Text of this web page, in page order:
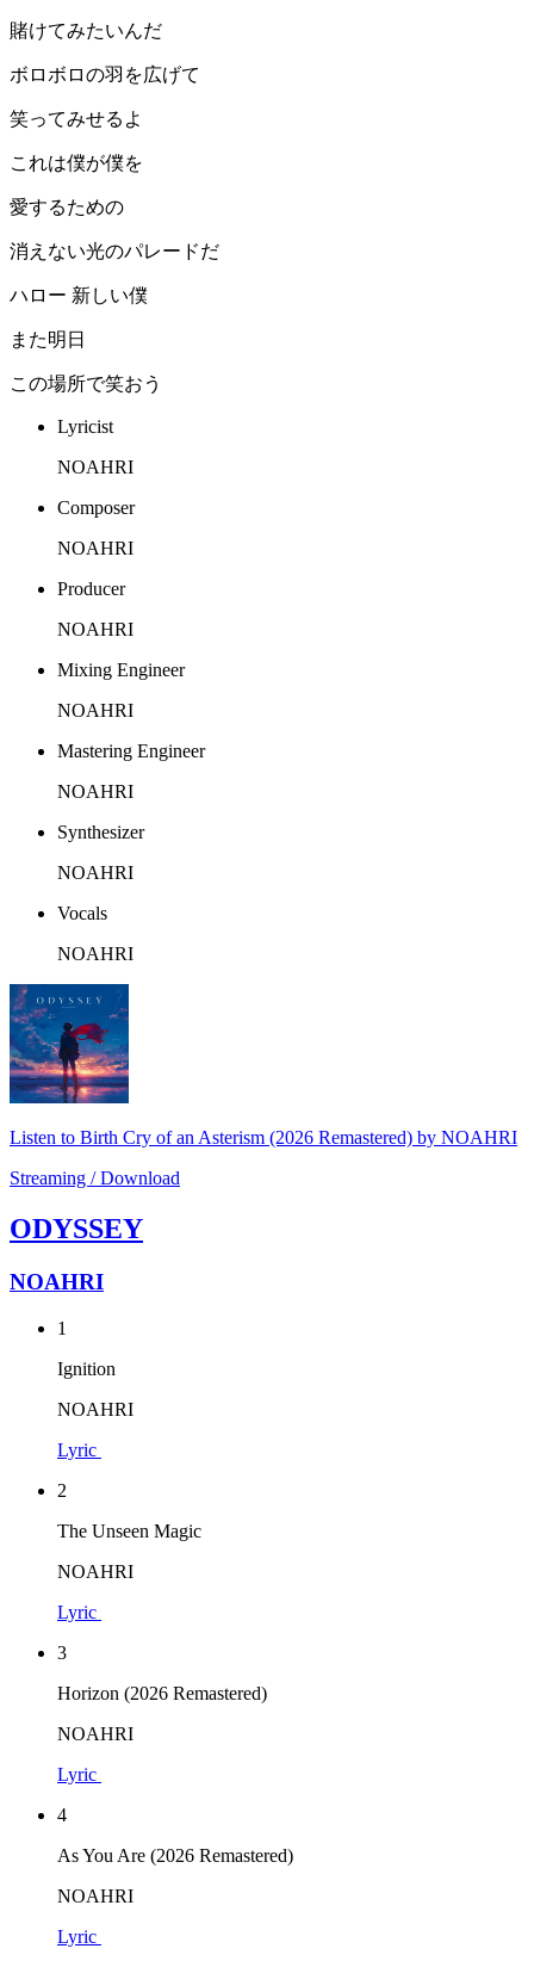
賭けてみたいんだ
ボロボロの羽を広げて
笑ってみせるよ
これは僕が僕を
愛するための
消えない光のパレードだ
ハロー 新しい僕
また明日
この場所で笑おう
Lyricist
NOAHRI
Composer
NOAHRI
Producer
NOAHRI
Mixing Engineer
NOAHRI
Mastering Engineer
NOAHRI
Synthesizer
NOAHRI
Vocals
NOAHRI
Listen to Birth Cry of an Asterism (2026 Remastered) by NOAHRI
Streaming / Download
ODYSSEY
NOAHRI
1
Ignition
NOAHRI
Lyric
2
The Unseen Magic
NOAHRI
Lyric
3
Horizon (2026 Remastered)
NOAHRI
Lyric
4
As You Are (2026 Remastered)
NOAHRI
Lyric